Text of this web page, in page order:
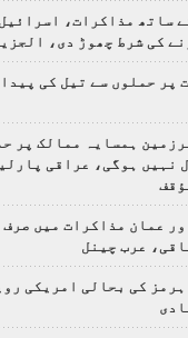
ساتھ مذاکرات،
کی شرط چھوڑ دی،
پر حملوں سے تیل کی
ہمسایہ ممالک پر
نہیں ہوگی، عراقی
عمان مذاکرات میں صرف
عرب چینل
کی بحالی امریکی